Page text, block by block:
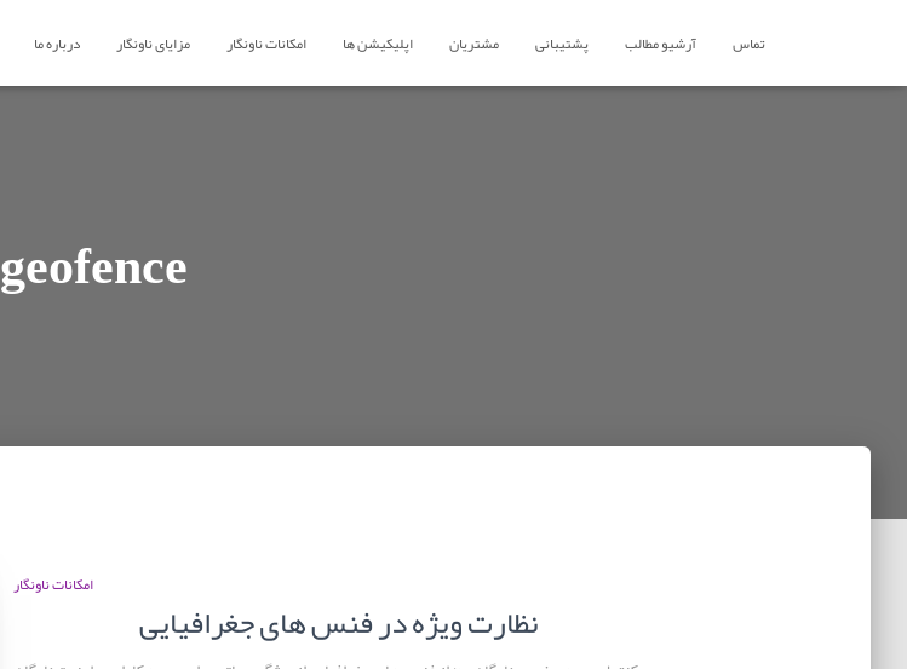
درباره ما مزایای ناونگار امکانات ناونگار اپلیکیشن ها مشتریان پشتیبانی آرشیو مطالب تماس
geofence
امکانات ناونگار
نظارت ویژه در فنس های جغرافیایی